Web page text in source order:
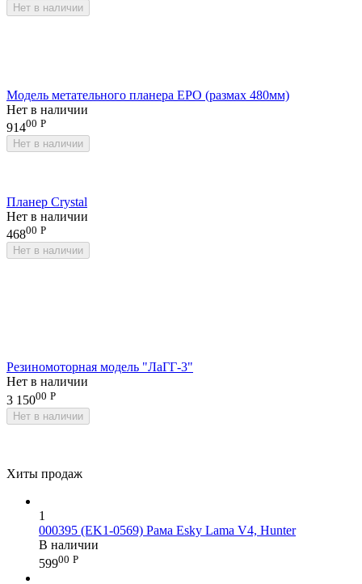
Нет в наличии
Модель метательного планера EPO (размах 480мм)
Нет в наличии
91400 Р
Нет в наличии
Планер Crystal
Нет в наличии
46800 Р
Нет в наличии
Резиномоторная модель "ЛаГГ-3"
Нет в наличии
3 15000 Р
Нет в наличии
Хиты продаж
1
000395 (EK1-0569) Рама Esky Lama V4, Hunter
В наличии
59900 Р